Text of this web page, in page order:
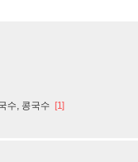
수, 콩국수 [1]